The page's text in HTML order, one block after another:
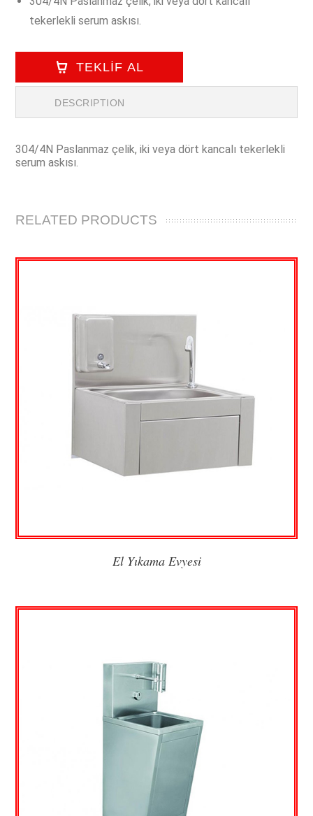
tekerlekli serum askısı.
TEKLİF AL
DESCRIPTION
304/4N Paslanmaz çelik, iki veya dört kancalı tekerlekli
serum askısı.
RELATED PRODUCTS
El Yıkama Evyesi